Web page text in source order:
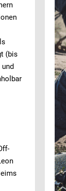
(bis
und